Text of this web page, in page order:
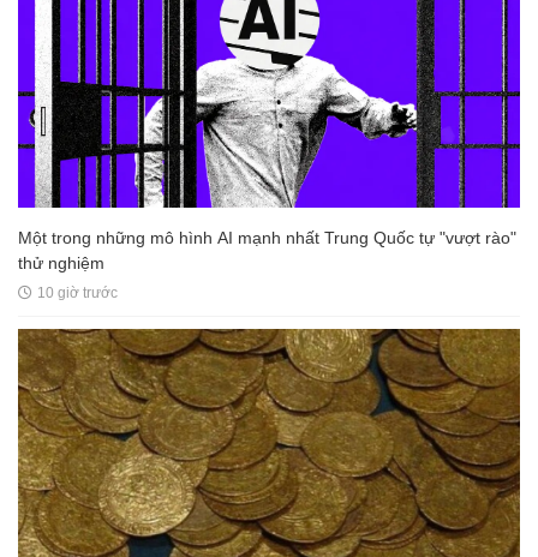
Một trong những mô hình AI mạnh nhất Trung Quốc tự "vượt rào"
thử nghiệm
10 giờ trước